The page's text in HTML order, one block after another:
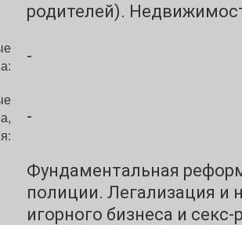
родителей).
-
-
Фундаментальная
полиции. Легализация и
игорного бизнеса и